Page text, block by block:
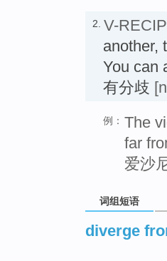
2. V-RECIP
another,
You can
有分歧
例： The
far
爱沙
词组短语
diverge